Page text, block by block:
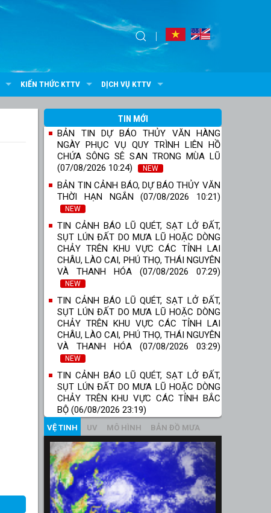
KIẾN THỨC KTTV DỊCH VỤ KTTV
TIN MỚI
BẢN TIN DỰ BÁO THỦY VĂN HÀNG
NGÀY PHỤC VỤ QUY TRÌNH LIÊN HỒ
CHỨA SÔNG SÊ SAN TRONG MÙA LŨ
(07/08/2026 10:24)
NEW
BẢN TIN CẢNH BÁO, DỰ BÁO THỦY VĂN
THỜI HẠN NGẮN (07/08/2026 10:21)
NEW
TIN CẢNH BÁO LŨ QUÉT, SẠT LỞ ĐẤT,
SỤT LÚN ĐẤT DO MƯA LŨ HOẶC DÒNG
CHẢY TRÊN KHU VỰC CÁC TỈNH LAI
CHÂU, LÀO CAI, PHÚ THỌ, THÁI NGUYÊN
VÀ THANH HÓA (07/08/2026 07:29)
NEW
TIN CẢNH BÁO LŨ QUÉT, SẠT LỞ ĐẤT,
SỤT LÚN ĐẤT DO MƯA LŨ HOẶC DÒNG
CHẢY TRÊN KHU VỰC CÁC TỈNH LAI
CHÂU, LÀO CAI, PHÚ THỌ, THÁI NGUYÊN
VÀ THANH HÓA (07/08/2026 03:29)
NEW
TIN CẢNH BÁO LŨ QUÉT, SẠT LỞ ĐẤT,
SỤT LÚN ĐẤT DO MƯA LŨ HOẶC DÒNG
CHẢY TRÊN KHU VỰC CÁC TỈNH BẮC
BỘ (06/08/2026 23:19)
VỆ TINH UV MÔ HÌNH BẢN ĐỒ MƯA